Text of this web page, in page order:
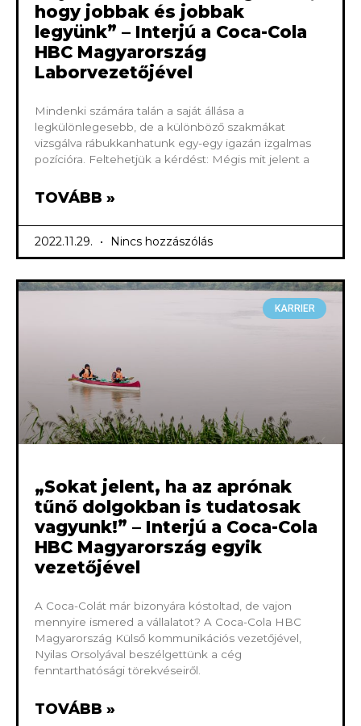
hogy jobbak és jobbak
legyünk” – Interjú a Coca-Cola
HBC Magyarország
Laborvezetőjével
Mindenki számára talán a saját állása a
legkülönlegesebb, de a különböző szakmákat
vizsgálva rábukkanhatunk egy-egy igazán izgalmas
pozícióra. Feltehetjük a kérdést: Mégis mit jelent a
TOVÁBB »
2022.11.29. Nincs hozzászólás
KARRIER
„Sokat jelent, ha az aprónak
tűnő dolgokban is tudatosak
vagyunk!” – Interjú a Coca-Cola
HBC Magyarország egyik
vezetőjével
A Coca-Colát már bizonyára kóstoltad, de vajon
mennyire ismered a vállalatot? A Coca-Cola HBC
Magyarország Külső kommunikációs vezetőjével,
Nyilas Orsolyával beszélgettünk a cég
fenntarthatósági törekvéseiről.
TOVÁBB »